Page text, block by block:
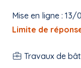
Mise en ligne :
Limite de
Travaux de